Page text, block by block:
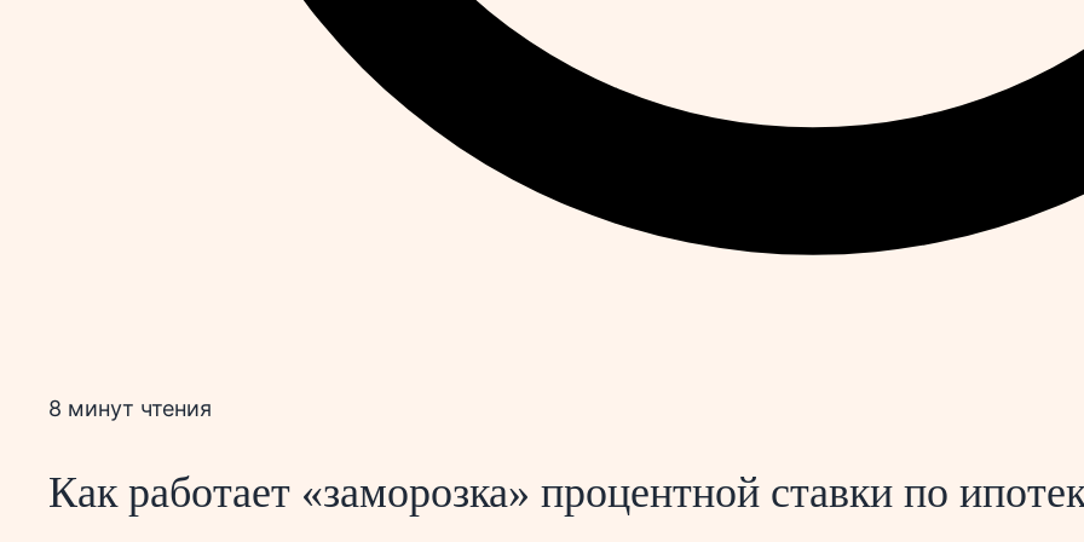
8 минут чтения
Как работает «заморозка» процентной ставки по